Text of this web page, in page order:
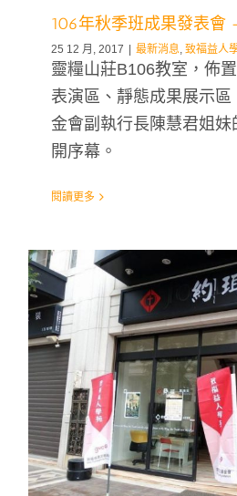
106年秋季班成果發表會
25 12 月, 2017 | 最新消息 致福益人
靈糧山莊B106教室，佈
表演區、靜態成果展示
金會副執行長陳慧君姐妹
開序幕。
閱讀更多